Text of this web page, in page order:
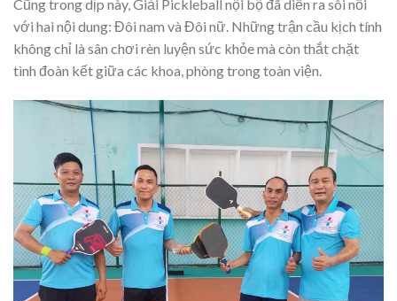
Cũng trong dịp này, Giải Pickleball nội bộ đã diễn ra sôi nổi
với hai nội dung: Đôi nam và Đôi nữ. Những trận cầu kịch tính
không chỉ là sân chơi rèn luyện sức khỏe mà còn thắt chặt
tình đoàn kết giữa các khoa, phòng trong toàn viện.